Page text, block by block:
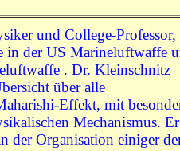
und College-Professor,
in der US Marineluftwaffe
. Dr. Kleinschnitz
über alle
Effekt, mit
Mechanismus. Er
der Organisation einiger